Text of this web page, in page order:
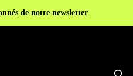
de notre newsletter